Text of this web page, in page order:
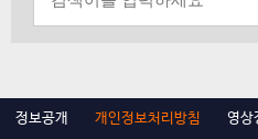
정보공개 개인정보처리방침 영상